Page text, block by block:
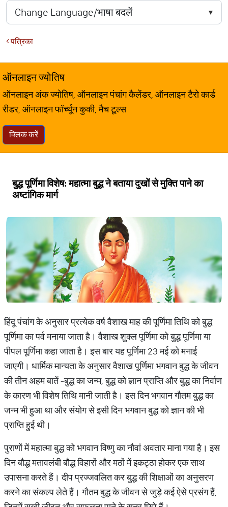
पत्रिका
ऑनलाइन ज्योतिष
ऑनलाइन अंक ज्योतिष, ऑनलाइन पंचांग कैलेंडर, ऑनलाइन टैरो कार्ड
रीडर, ऑनलाइन फॉर्च्यून कुकी, मैच टूल्स
क्लिक करें
बुद्ध पूर्णिमा विशेष: महात्मा बुद्ध ने बताया दुखों से मुक्ति पाने का
अष्टांगिक मार्ग
हिंदू पंचांग के अनुसार प्रत्येक वर्ष वैशाख माह की पूर्णिमा तिथि को बुद्ध
पूर्णिमा का पर्व मनाया जाता है। वैशाख शुक्ल पूर्णिमा को बुद्ध पूर्णिमा या
पीपल पूर्णिमा कहा जाता है। इस बार यह पूर्णिमा 23 मई को मनाई
जाएगी। धार्मिक मान्यता के अनुसार वैशाख पूर्णिमा भगवान बुद्ध के जीवन
की तीन अहम बातें -बुद्ध का जन्म, बुद्ध को ज्ञान प्राप्ति और बुद्ध का निर्वाण
के कारण भी विशेष तिथि मानी जाती है। इस दिन भगवान गौतम बुद्ध का
जन्म भी हुआ था और संयोग से इसी दिन भगवान बुद्ध को ज्ञान की भी
प्राप्ति हुई थी।
पुराणों में महात्मा बुद्ध को भगवान विष्णु का नौवां अवतार माना गया है। इस
दिन बौद्ध मतावलंबी बौद्ध विहारों और मठों में इकट्ठा होकर एक साथ
उपासना करते हैं। दीप प्रज्जवलित कर बुद्ध की शिक्षाओं का अनुसरण
करने का संकल्प लेते हैं। गौतम बुद्ध के जीवन से जुड़े कई ऐसे प्रसंग हैं,